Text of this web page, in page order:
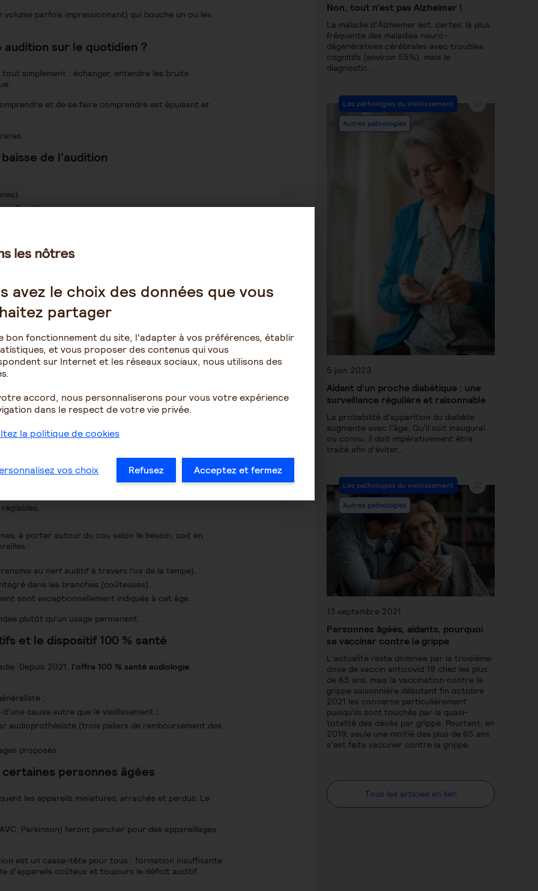
volume parfois impressionnant) qui bouche un ou les
audition sur le quotidien ?
simplement : échanger, entendre les bruits
et de se faire comprendre est épuisant et
de l’audition
d’un film visionné.
(sortes d’hallucinations auditives meublant
est recommandé
signes évoquant une baisse d’audition, est
gratuit.(*)
chez un proche ?
son attention et articuler.
de communication.
à porter autour du cou selon le besoin, soit en
:
au nerf auditif à travers l’os de la tempe).
dans les branches (coûteuses).
sont exceptionnellement indiqués à cet âge.
plutôt qu’un usage permanent.
et le dispositif 100 % santé
Depuis 2021, l’offre 100 % santé audiologie
;
cause autre que le vieillissement ;
audioprothésiste (trois paliers de remboursement des
proposés.
personnes âgées
les appareils miniatures, arrachés et perdus. Le
Parkinson) feront pencher pour des appareillages
est un casse-tête pour tous : formation insuffisante
d’appareils coûteux et toujours le déficit auditif.
Non, tout n’est pas Alzheimer !
La maladie d’Alzheimer est, certes, la plus
fréquente des maladies neuro-
dégénératives cérébrales avec troubles
cognitifs (environ 55%), mais le
diagnostic…
Les pathologies du vieillissement
Autres pathologies
5 juin 2023
Aidant d’un proche diabétique : une
surveillance régulière et raisonnable
La probabilité d’apparition du diabète
augmente avec l’âge. Qu’il soit inaugural
ou connu, il doit impérativement être
traité afin d’éviter…
Les pathologies du vieillissement
Autres pathologies
13 septembre 2021
Personnes âgées, aidants, pourquoi
se vacciner contre la grippe
L’actualité reste dominée par la troisième
dose de vaccin anticovid 19 chez les plus
de 65 ans, mais la vaccination contre la
grippe saisonnière débutant fin octobre
2021 les concerne particulièrement
puisqu’ils sont touchés par la quasi-
totalité des décès par grippe. Pourtant, en
2019, seule une moitié des plus de 65 ans
s’est faite vacciner contre la grippe.
Tous les articles en lien
avez le choix des données que vous
partager
bon fonctionnement du site, l'adapter à vos préférences, établir
et vous proposer des contenus qui vous
sur Internet et les réseaux sociaux, nous utilisons des
accord, nous personnaliserons pour vous votre expérience
dans le respect de votre vie privée.
la politique de cookies
vos choix Refusez Acceptez et fermez